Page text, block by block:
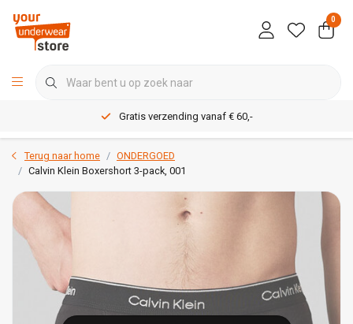
0
Gratis verzending vanaf € 60,-
Terug naar home
ONDERGOED
Calvin Klein Boxershort 3-pack, 001